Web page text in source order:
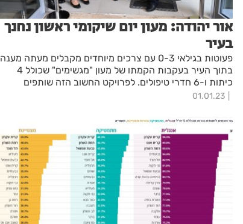
אור יהודה: מעון יום שיקומי ראשון נחנך
בעיר
פעוטות בגילאי 0-3 עם צרכים מיוחדים מקבלים מעתה מענה
בתוך העיר בעקבות הקמתו של מעון "מגשימים" שכולל 4
כיתות ו-6 חדרי טיפולים. לפרויקט החשוב הזה שותפים
העירייה, משרד הרווחה, הביטוח הלאומי, קרן שלום ועמותת
שהפעוטות שנכנסים בשערי המעון הזה יוכלו להגשים יום אחד
את חלומם"
01.01.23